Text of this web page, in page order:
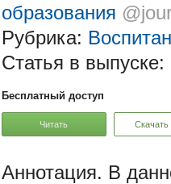
образования
Рубрика:
Статья в выпуске:
Бесплатный доступ
Читать Скачать
В